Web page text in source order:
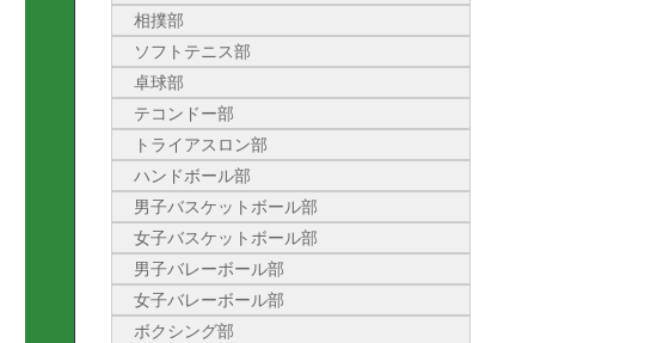
相撲部
ソフトテニス部
卓球部
テコンドー部
トライアスロン部
ハンドボール部
男子バスケットボール部
女子バスケットボール部
男子バレーボール部
女子バレーボール部
ボクシング部